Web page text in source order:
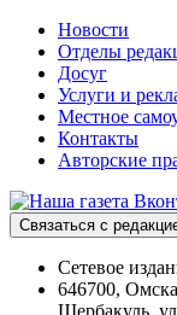
Новости
Отделы
Досуг
Услуги и
Местное
Контакты
Авторские
Связаться с
Сетевое
646700,
Шербакуль,